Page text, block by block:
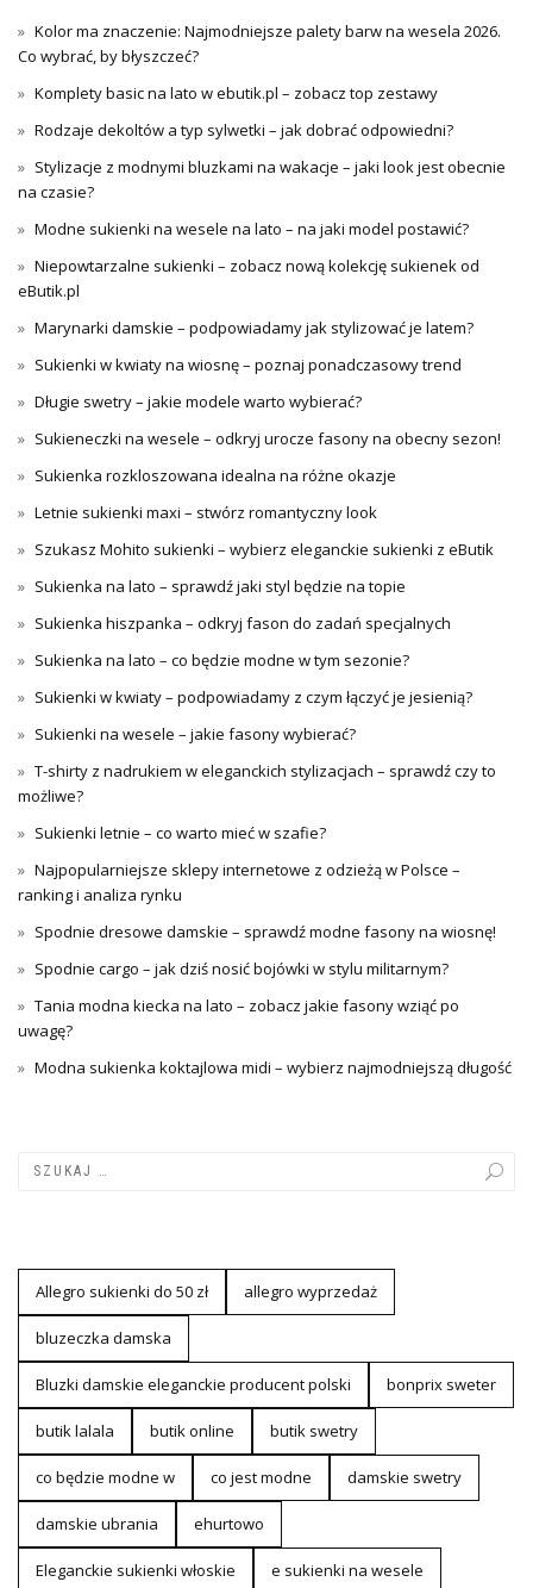
Kolor ma znaczenie: Najmodniejsze palety barw na wesela 2026.
Co wybrać, by błyszczeć?
Komplety basic na lato w ebutik.pl – zobacz top zestawy
Rodzaje dekoltów a typ sylwetki – jak dobrać odpowiedni?
Stylizacje z modnymi bluzkami na wakacje – jaki look jest obecnie
na czasie?
Modne sukienki na wesele na lato – na jaki model postawić?
Niepowtarzalne sukienki – zobacz nową kolekcję sukienek od
eButik.pl
Marynarki damskie – podpowiadamy jak stylizować je latem?
Sukienki w kwiaty na wiosnę – poznaj ponadczasowy trend
Długie swetry – jakie modele warto wybierać?
Sukieneczki na wesele – odkryj urocze fasony na obecny sezon!
Sukienka rozkloszowana idealna na różne okazje
Letnie sukienki maxi – stwórz romantyczny look
Szukasz Mohito sukienki – wybierz eleganckie sukienki z eButik
Sukienka na lato – sprawdź jaki styl będzie na topie
Sukienka hiszpanka – odkryj fason do zadań specjalnych
Sukienka na lato – co będzie modne w tym sezonie?
Sukienki w kwiaty – podpowiadamy z czym łączyć je jesienią?
Sukienki na wesele – jakie fasony wybierać?
T-shirty z nadrukiem w eleganckich stylizacjach – sprawdź czy to
możliwe?
Sukienki letnie – co warto mieć w szafie?
Najpopularniejsze sklepy internetowe z odzieżą w Polsce –
ranking i analiza rynku
Spodnie dresowe damskie – sprawdź modne fasony na wiosnę!
Spodnie cargo – jak dziś nosić bojówki w stylu militarnym?
Tania modna kiecka na lato – zobacz jakie fasony wziąć po
uwagę?
Modna sukienka koktajlowa midi – wybierz najmodniejszą długość
Allegro sukienki do 50 zł allegro wyprzedaż
bluzeczka damska
Bluzki damskie eleganckie producent polski bonprix sweter
butik lalala butik online butik swetry
co będzie modne w co jest modne damskie swetry
damskie ubrania ehurtowo
Eleganckie sukienki włoskie e sukienki na wesele